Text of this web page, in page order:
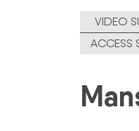
VIDEO
ACCESS